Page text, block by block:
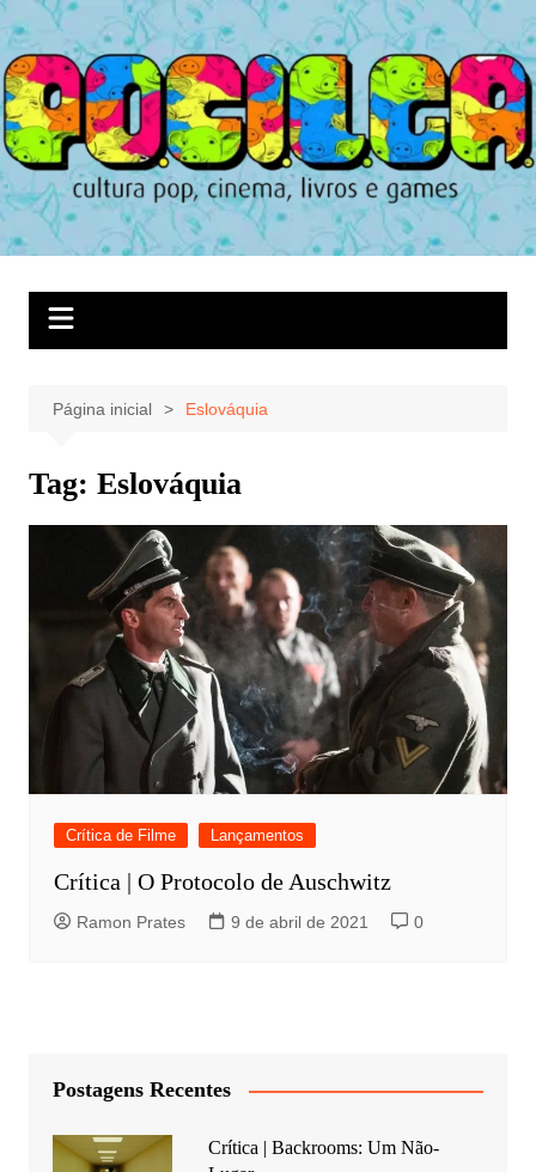
Ir
para
o
conteúdo
Página inicial Eslováquia
Tag: Eslováquia
Crítica de Filme Lançamentos
Crítica | O Protocolo de Auschwitz
Ramon Prates 9 de abril de 2021 0
Postagens Recentes
Crítica | Backrooms: Um Não-